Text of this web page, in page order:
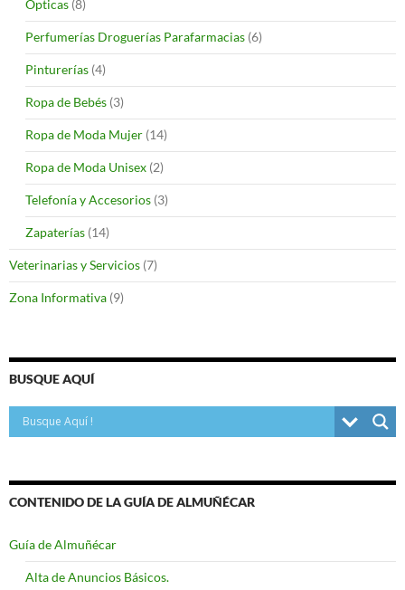
Opticas (8)
Perfumerías Droguerías Parafarmacias (6)
Pinturerías (4)
Ropa de Bebés (3)
Ropa de Moda Mujer (14)
Ropa de Moda Unisex (2)
Telefonía y Accesorios (3)
Zapaterías (14)
Veterinarias y Servicios (7)
Zona Informativa (9)
BUSQUE AQUÍ
CONTENIDO DE LA GUÍA DE ALMUÑÉCAR
Guía de Almuñécar
Alta de Anuncios Básicos.